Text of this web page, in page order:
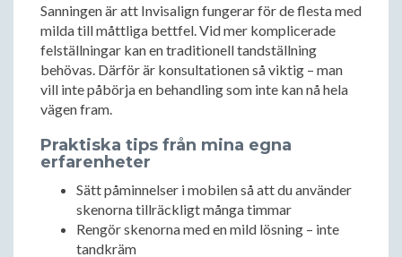
Sanningen är att Invisalign fungerar för de flesta med
milda till måttliga bettfel. Vid mer komplicerade
felställningar kan en traditionell tandställning
behövas. Därför är konsultationen så viktig – man
vill inte påbörja en behandling som inte kan nå hela
vägen fram.
Praktiska tips från mina egna
erfarenheter
Sätt påminnelser i mobilen så att du använder
skenorna tillräckligt många timmar
Rengör skenorna med en mild lösning – inte
tandkräm